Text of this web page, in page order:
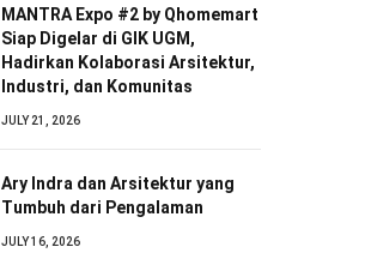
MANTRA Expo #2 by Qhomemart
Siap Digelar di GIK UGM,
Hadirkan Kolaborasi Arsitektur,
Industri, dan Komunitas
JULY 21, 2026
Ary Indra dan Arsitektur yang
Tumbuh dari Pengalaman
JULY 16, 2026